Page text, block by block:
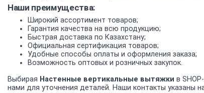
Наши преимущества:
Широкий ассортимент товаров;
Гарантия качества на всю продукцию;
Быстрая доставка по Казахстану;
Официальная сертификация товаров;
Удобные способы оплаты и оформления заказа;
Возможность оптовых и розничных закупок.
Выбирая Настенные вертикальные вытяжки в
нами для уточнения деталей. Наши контакты указаны